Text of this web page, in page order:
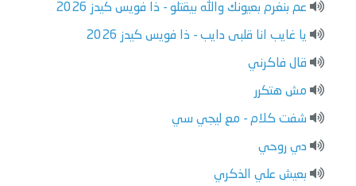
عم بنغرم بعيونك والله بيقتلو - ذا فويس كيدز 2026
يا غايب انا قلبى دايب - ذا فويس كيدز 2026
قال فاكرني
مش هتكرر
شفت كلام - مع ليجي سي
دي روحي
بعيش علي الذكري